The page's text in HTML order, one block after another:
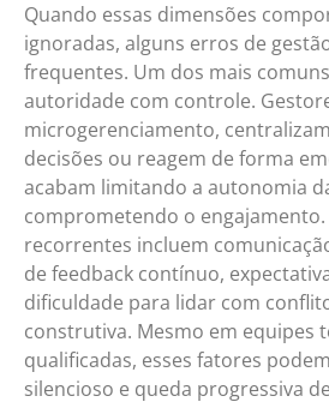
Quando essas dimensões
ignoradas, alguns erros de
frequentes. Um dos mais
autoridade com controle.
microgerenciamento,
decisões ou reagem de forma
acabam limitando a autonomia
comprometendo o
recorrentes incluem
de feedback contínuo,
dificuldade para lidar com
construtiva. Mesmo em equipes
qualificadas, esses fatores
silencioso e queda progressiva